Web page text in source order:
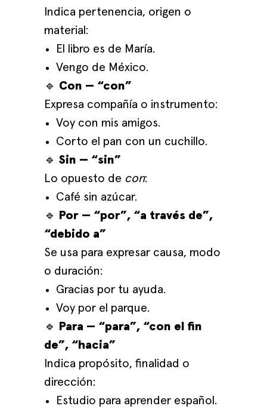
Indica pertenencia, origen o
material:
El libro es de María.
Vengo de México.
🔹 Con — “con”
Expresa compañía o instrumento:
Voy con mis amigos.
Corto el pan con un cuchillo.
🔹 Sin — “sin”
Lo opuesto de con:
Café sin azúcar.
🔹
Por — “por”, “a través de”,
“debido a”
Se usa para expresar causa, modo
o duración:
Gracias por tu ayuda.
Voy por el parque.
🔹
Para — “para”, “con el fin
de”, “hacia”
Indica propósito, finalidad o
dirección:
Estudio para aprender español.